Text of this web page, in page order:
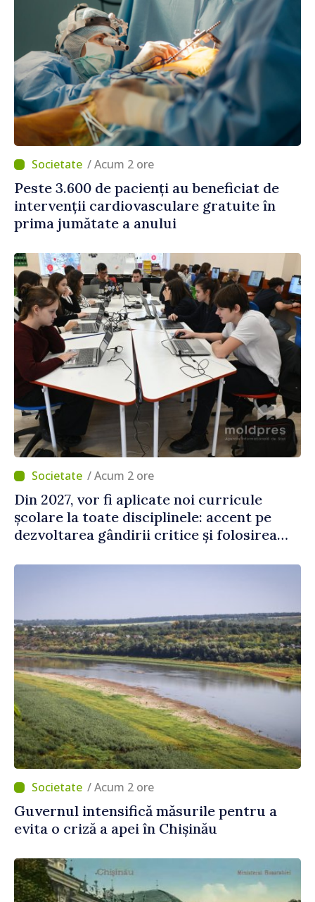
/ Acum 2 ore
Peste 3.600 de pacienți au beneficiat de
intervenții cardiovasculare gratuite în
prima jumătate a anului
/ Acum 2 ore
Din 2027, vor fi aplicate noi curricule
școlare la toate disciplinele: accent pe
dezvoltarea gândirii critice și folosirea
/ Acum 2 ore
Guvernul intensifică măsurile pentru a
evita o criză a apei în Chișinău